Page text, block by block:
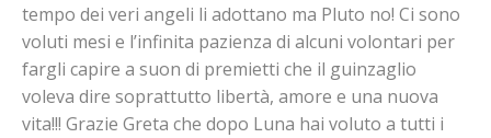
tempo dei veri angeli li adottano ma Pluto no! Ci sono
voluti mesi e l’infinita pazienza di alcuni volontari per
fargli capire a suon di premietti che il guinzaglio
voleva dire soprattutto libertà, amore e una nuova
vita!!! Grazie Greta che dopo Luna hai voluto a tutti i